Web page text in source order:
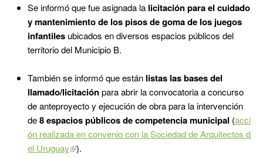
Se informó que fue asignada la licitación para el cuidado
y mantenimiento de los pisos de goma de los juegos
infantiles ubicados en diversos espacios públicos del
territorio del Municipio B.
También se informó que están listas las bases del
llamado/licitaciónpara abrir la convocatoria a concurso
de anteproyecto y ejecución de obra para la intervención
de8 espacios públicos de competencia municipal (acci
ón realizada en convenio con la Sociedad de Arquitectos d
el Uruguay
).